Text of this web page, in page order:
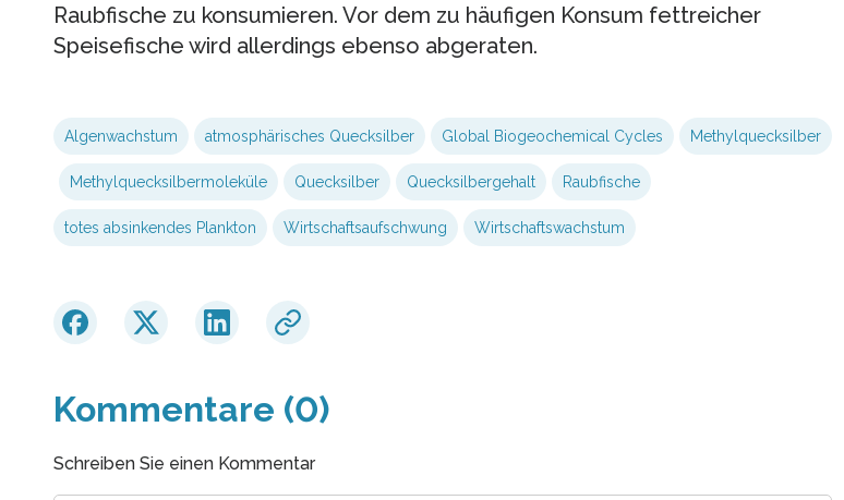
Raubfische zu konsumieren. Vor dem zu häufigen Konsum fettreicher
Speisefische wird allerdings ebenso abgeraten.
Algenwachstum atmosphärisches Quecksilber Global Biogeochemical Cycles Methylquecksilber
Methylquecksilbermoleküle Quecksilber Quecksilbergehalt Raubfische
totes absinkendes Plankton Wirtschaftsaufschwung Wirtschaftswachstum
Kommentare (0)
Schreiben Sie einen Kommentar